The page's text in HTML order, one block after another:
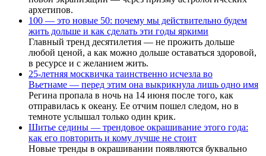
архетипов.
100 — это новые 50: почему мы действительно будем
жить дольше и как сделать эти годы яркими
Главный тренд десятилетия — не прожить дольше
любой ценой, а как можно дольше оставаться здоровой,
в ресурсе и с желанием жить.
25-летняя москвичка таинственно исчезла во
Вьетнаме — перед этим она выкрикнула лишь одно имя
Регина пропала в ночь на 14 июня после того, как
отправилась к океану. Ее отчим пошел следом, но в
темноте услышал только один крик.
Шитье седины — трендовое окрашивание этого года:
как его повторить и кому лучше не стоит
Новые тренды в окрашивании появляются буквально